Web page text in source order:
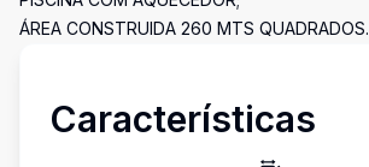
ÁREA CONSTRUIDA 260 MTS QUADRADOS.
Características